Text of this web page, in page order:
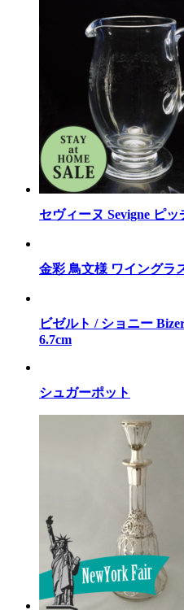
セヴィーヌ Sevigne ピッ
金彩 鳥文様 ワイングラ
ビゼルト / ショニー
6.7cm
シュガーポット